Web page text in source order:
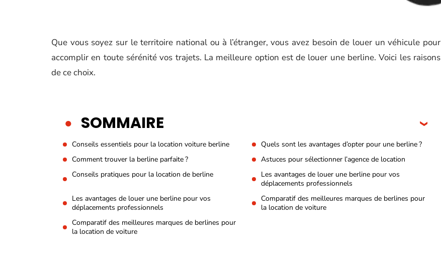
Que vous soyez sur le territoire national ou à l’étranger, vous avez besoin de louer un véhicule pour
accomplir en toute sérénité vos trajets. La meilleure option est de louer une berline. Voici les raisons
de ce choix.
SOMMAIRE
Conseils essentiels pour la location voiture berline
Quels sont les avantages d’opter pour une berline ?
Comment trouver la berline parfaite ?
Astuces pour sélectionner l’agence de location
Conseils pratiques pour la location de berline
Les avantages de louer une berline pour vos
déplacements professionnels
Les avantages de louer une berline pour vos
déplacements professionnels
Comparatif des meilleures marques de berlines pour
la location de voiture
Comparatif des meilleures marques de berlines pour
la location de voiture